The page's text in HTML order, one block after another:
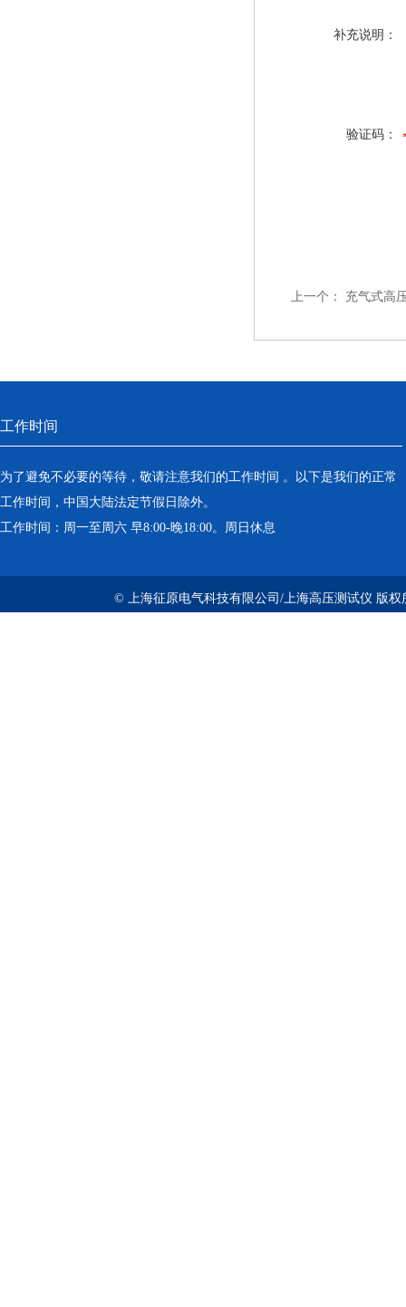
补充说明：
验证码：
上一个： 充气式高
工作时间
为了避免不必要的等待，敬请注意我们的工作时间 。以下是我们的正常
工作时间，中国大陆法定节假日除外。
工作时间：周一至周六 早8:00-晚18:00。周日休息
© 上海征原电气科技有限公司/上海高压测试仪 版权